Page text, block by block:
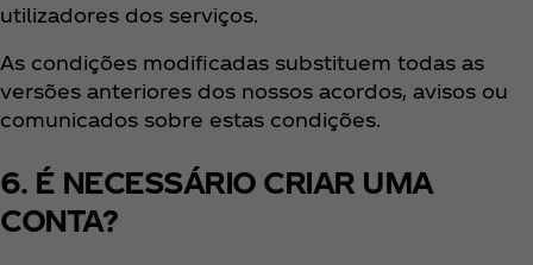
utilizadores dos serviços.
As condições modificadas substituem todas as
versões anteriores dos nossos acordos, avisos ou
comunicados sobre estas condições.
6. É NECESSÁRIO CRIAR UMA
CONTA?